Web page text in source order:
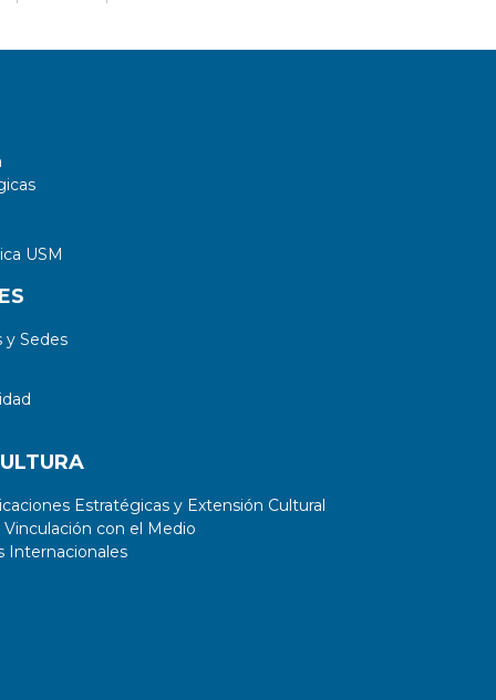
USM
Sedes
Estratégicas y Extensión Cultural
con el Medio
Internacionales